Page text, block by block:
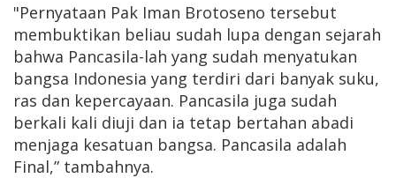
"Pernyataan Pak Iman Brotoseno tersebut
membuktikan beliau sudah lupa dengan sejarah
bahwa Pancasila-lah yang sudah menyatukan
bangsa Indonesia yang terdiri dari banyak suku,
ras dan kepercayaan. Pancasila juga sudah
berkali kali diuji dan ia tetap bertahan abadi
menjaga kesatuan bangsa. Pancasila adalah
Final,” tambahnya.